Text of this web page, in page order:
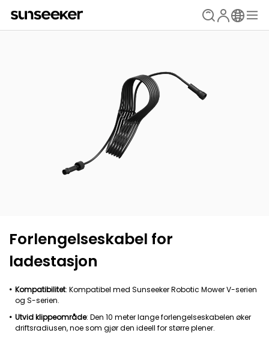
Forlengelseskabel for
ladestasjon
Kompatibilitet: Kompatibel med Sunseeker Robotic Mower V-serien
og S-serien.
Utvid klippeområde: Den 10 meter lange forlengelseskabelen øker
driftsradiusen, noe som gjør den ideell for større plener.